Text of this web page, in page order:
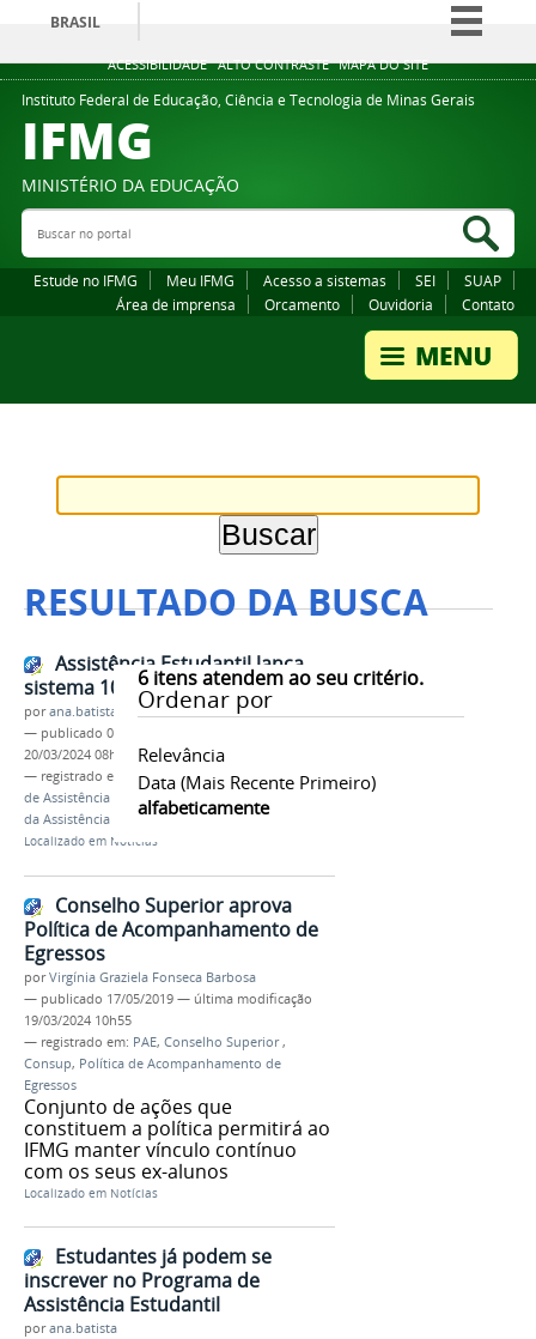
ACESSIBILIDADE ALTO CONTRASTE MAPA DO SITE
BRASIL
Simplifique!
Comunica BR
Legislação
Instituto Federal de Educação, Ciência e Tecnologia de Minas Gerais
IFMG
MINISTÉRIO DA EDUCAÇÃO
Buscar no portal
Estude no IFMG Meu IFMG Acesso a sistemas SEI
SUAP
Área de imprensa
Orcamento Ouvidoria Contato
RESULTADO DA BUSCA
6itens atendem ao seu critério.
Ordenar por
Relevância
Data (mais Recente Primeiro)
alfabeticamente
Assistência Estudantil lança
sistema 100% on-line
porana.batista
— publicado 04/02/2019
20/03/2024 08h23
— registrado em:
Assistência Estudantil
Programa
de Assistência Estudantil
,
da Assistência Estudantil,SSAE
Localizado em Notícias
Conselho Superior aprova
Política de Acompanhamento de
Egressos
porVirgínia Graziela Fonseca Barbosa
— publicado 17/05/2019 — última modificação
19/03/2024 10h55
— registrado em: PAE, Conselho Superior,
Consup, Política de Acompanhamento de
Egressos
Conjunto de ações que
constituem a política permitirá ao
IFMG manter vínculo contínuo
com os seus ex-alunos
Localizado em Notícias
Estudantes já podem se
inscrever no Programa de
Assistência Estudantil
porana.batista